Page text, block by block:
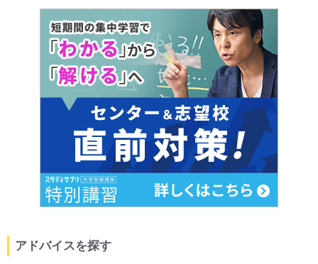
アドバイスを探す